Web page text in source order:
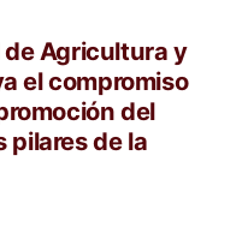
de Agricultura y
el compromiso
del
pilares de la